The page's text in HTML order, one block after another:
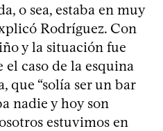
o sea, estaba en muy
Rodríguez. Con
y la situación fue
caso de la esquina
que “solía ser un bar
nadie y hoy son
estuvimos en